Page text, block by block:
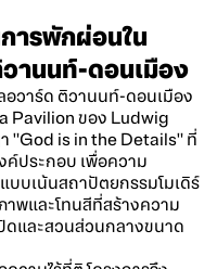
ารพักผ่อนใน
านนท์-ดอนเมือง
อวาร์ด ติวานนท์-ดอนเมือง
Pavilion ของ Ludwig
"God is in the Details" ที่
ค์ประกอบ เพื่อความ
บเน้นสถาปัตยกรรมโมเดิร์
พและโทนสีที่สร้างความ
และสวนส่วนกลางขนาด